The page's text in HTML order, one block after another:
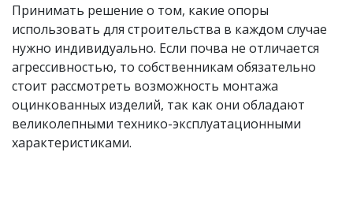
Принимать решение о том, какие опоры
использовать для строительства в каждом случае
нужно индивидуально. Если почва не отличается
агрессивностью, то собственникам обязательно
стоит рассмотреть возможность монтажа
оцинкованных изделий, так как они обладают
великолепными технико-эксплуатационными
характеристиками.